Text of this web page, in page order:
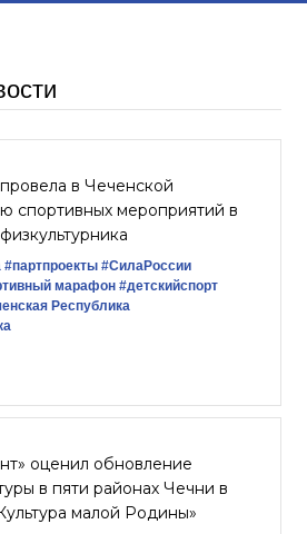
в Чеченской
спортивных мероприятий в
#партпроекты #СилаРоссии
марафон #детскийспорт
Республика
оценил обновление
в пяти районах Чечни в
малой Родины»